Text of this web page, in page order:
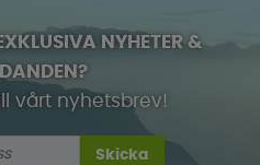
NYHETER &
vårt nyhetsbrev!
Skicka